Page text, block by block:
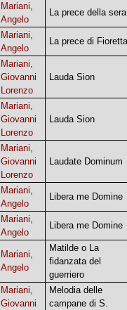
Mariani,
Angelo
La prece della sera
Mariani,
Angelo
La prece di Fioretta
Mariani,
Giovanni
Lorenzo
Lauda Sion
Mariani,
Giovanni
Lorenzo
Lauda Sion
Mariani,
Giovanni
Lorenzo
Laudate Dominum
Mariani,
Angelo
Libera me Domine
Mariani,
Angelo
Libera me Domine
Mariani,
Angelo
Matilde o La
fidanzata del
guerriero
Mariani,
Giovanni
Melodia delle
campane di S.